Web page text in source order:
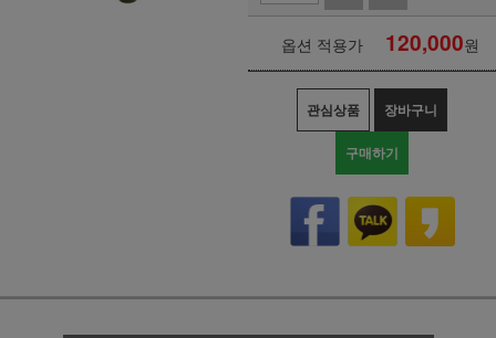
옵션 적용가 120,000원
관심상품 장바구니
구매하기